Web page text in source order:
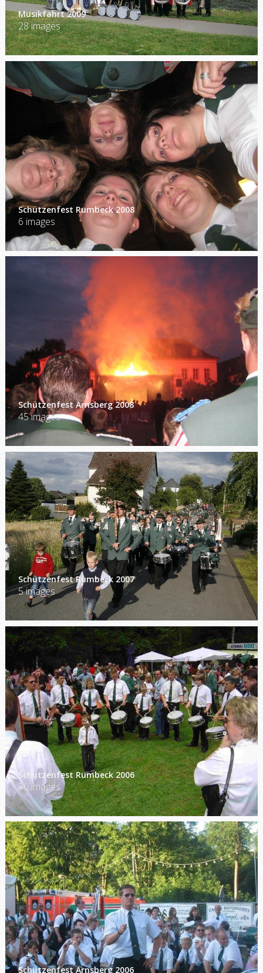
Musikfahrt 2009
28 images
Schützenfest Rumbeck 2008
6 images
Schützenfest Arnsberg 2008
45 images
Schützenfest Rumbeck 2007
5 images
Schützenfest Rumbeck 2006
30 images
Schützenfest Arnsberg 2006